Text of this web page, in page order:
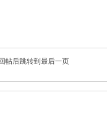
回帖后跳转到最后一页